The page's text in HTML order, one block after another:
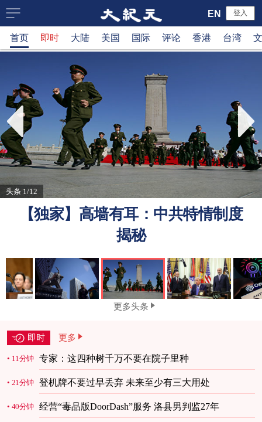
大
纪
元
新
闻
网
登入
EN
首页 即时 大陆 美国 国际 评论 香港 台湾
头条 1/12
【独家】高墙有耳：中共特情制度
揭秘
更多头条
即时 更多
11分钟 专家：这四种树千万不要在院子里种
21分钟 登机牌不要过早丢弃 未来至少有三大用处
40分钟 经营“毒品版DoorDash”服务 洛县男判监27年